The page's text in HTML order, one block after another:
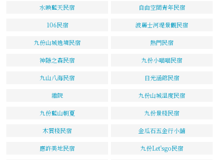
水映藍天民宿 自由空間青年民宿
106民宿 波麗士河堤景觀民宿
九份山城逸境民宿 熱門民宿
神隱之森民宿 九份小喵喵民宿
九山八海民宿 日光涵館民宿
雜院 九份山城溫度民宿
九份藍山朝夏 九份景棧民宿
木質棧民宿 金瓜石五金行小舖
應許美地民宿 九份Let'sgo民宿